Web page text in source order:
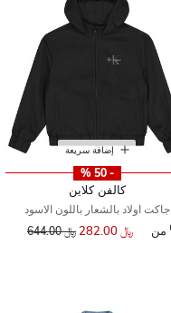
إضافة سريعة
- 50 %
كالفن كلاين
جاكت اولاد بالشعار باللون الاسود
من ﷼ 282.00 سعر مخفض من
﷼ 644.00 إلى